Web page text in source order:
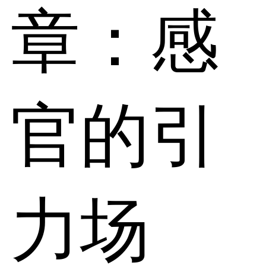
章：感
官的引
力场